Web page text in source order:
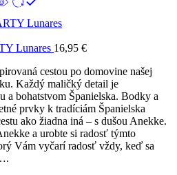
Lunares 16,95 €
cestou po domovine našej
Každý maličký detail je
a bohatstvom Španielska. Bodky a
prvky k tradíciám Španielska
ako žiadna iná – s dušou Anekke.
a urobte si radosť týmto
Vám vyčarí radosť vždy, keď sa